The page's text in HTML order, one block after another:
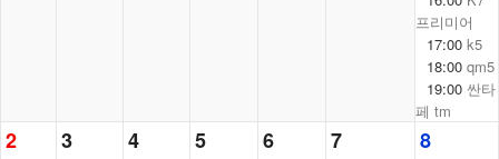
프리미어
17:00 k5
18:00 qm5
19:00 싼타
페 tm
2 3 4 5 6 7 8